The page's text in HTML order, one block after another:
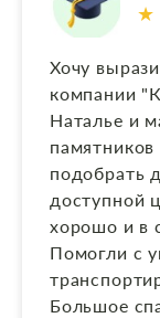
★
Хочу
компании
Наталье и
подобрать
доступной
хорошо и в
Помогли с
Большое